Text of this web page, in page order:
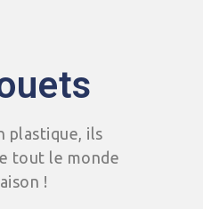
plastique, ils
tout le monde
!